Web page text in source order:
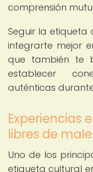
comprensión
Seguir la
integrarte mejor
que también te
establecer
auténticas
Experiencias
libres de
Uno de los
etiqueta cultural